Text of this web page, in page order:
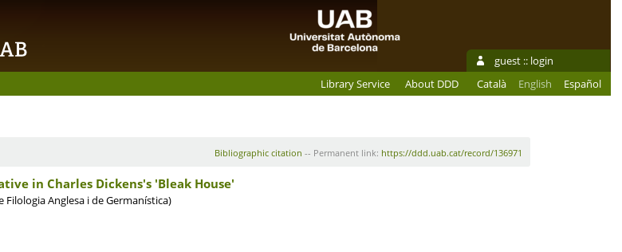
guest :: login
Library Service About DDD Català English Español
Bibliographic citation -- Permanent link: https://ddd.uab.cat/record/136971
in Charles Dickens's 'Bleak House'
Anglesa i de Germanística)